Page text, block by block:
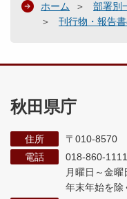
ホーム 部署別
刊行物・報告
秋田県庁
住所
〒010-8570
電話
018-860-1111
月曜日～金
年末年始を除